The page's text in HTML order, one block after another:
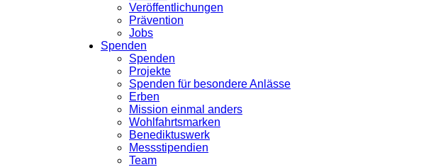
Veröffentlichungen
Prävention
Jobs
Spenden
Spenden
Projekte
Spenden für besondere Anlässe
Erben
Mission einmal anders
Wohlfahrtsmarken
Benediktuswerk
Messstipendien
Team